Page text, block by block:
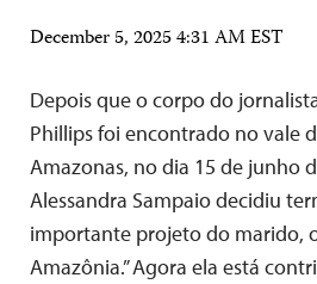
December 5, 2025 4:31 AM EST
Depois que o corpo do
Phillips foi encontrado no vale
Amazonas, no dia 15 de junho
Alessandra Sampaio decidiu
importante projeto do marido,
Amazônia.” Agora ela está